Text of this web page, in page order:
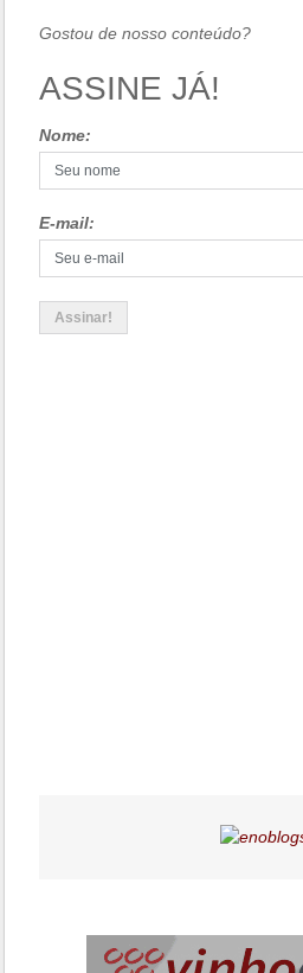
Gostou de nosso conteúdo?
ASSINE JÁ!
Nome:
E-mail: